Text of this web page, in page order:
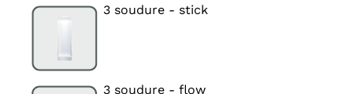
3 soudure - stick
3 soudure - flow